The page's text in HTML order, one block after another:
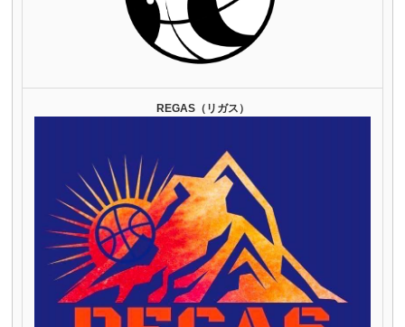
REGAS（リガス）